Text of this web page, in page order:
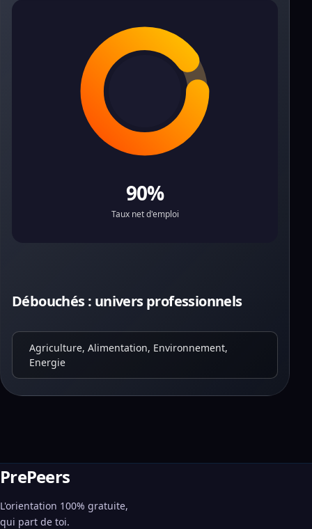
90%
Taux net d'emploi
Débouchés : univers professionnels
Agriculture, Alimentation, Environnement,
Energie
PrePeers
L'orientation 100% gratuite,
qui part de toi.